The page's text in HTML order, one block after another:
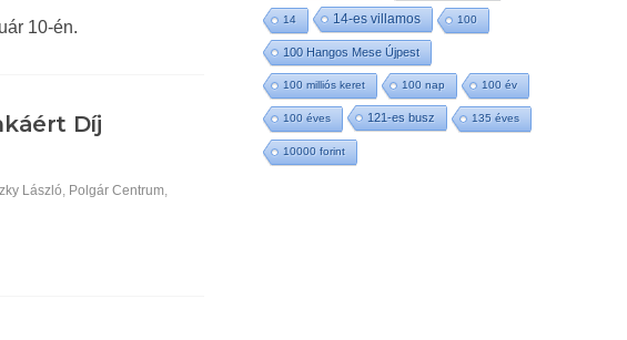
10-én.
Díj
László Polgár Centrum
14 14-es villamos 100
100 Hangos Mese Újpest
100 milliós keret 100 nap 100 év
100 éves 121-es busz 135 éves
10000 forint